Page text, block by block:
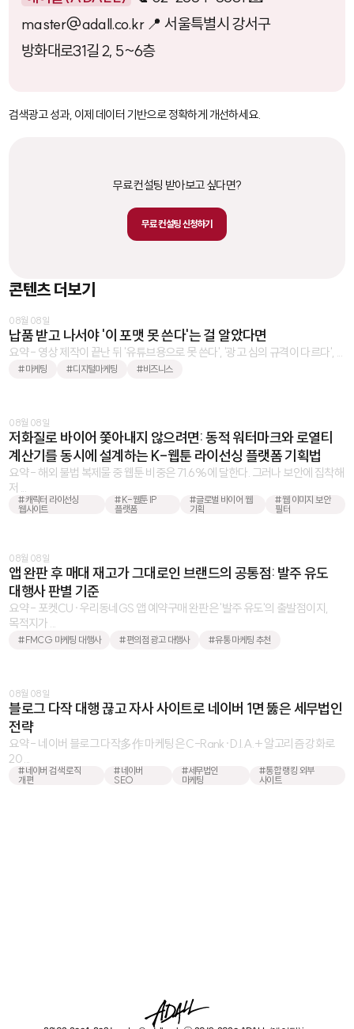
master@adall.co.kr 📍 서울특별시 강서구
방화대로31길 2, 5~6층
검색광고 성과, 이제 데이터 기반으로 정확하게 개선하세요.
무료 컨설팅 받아보고 싶다면?
무료 컨설팅 신청하기
콘텐츠 더보기
08월 08일
납품 받고 나서야 '이 포맷 못 쓴다'는 걸 알았다면
요약 - 영상 제작이 끝난 뒤 '유튜브용으로 못 쓴다', '광고 심의 규격이 다르다', ...
#마케팅 #디지털마케팅 #비즈니스
08월 08일
저화질로 바이어 쫓아내지 않으려면: 동적 워터마크와 로열티
계산기를 동시에 설계하는 K-웹툰 라이선싱 플랫폼 기획법
요약 - 해외 불법 복제물 중 웹툰 비중은 71.6%에 달한다. 그러나 보안에 집착해
저 ...
#캐릭터 라이선싱
웹사이트
#K-웹툰 IP
플랫폼
#글로벌 바이어 웹
기획
#웹 이미지 보안
필터
08월 08일
앱 완판 후 매대 재고가 그대로인 브랜드의 공통점: 발주 유도
대행사 판별 기준
요약 - 포켓CU·우리동네GS 앱 예약구매 완판은 '발주 유도'의 출발점이지,
목적지가 ...
#FMCG 마케팅 대행사 #편의점 광고 대행사 #유통 마케팅 추천
08월 08일
블로그 다작 대행 끊고 자사 사이트로 네이버 1면 뚫은 세무법인
전략
요약 - 네이버 블로그 다작多作 마케팅은 C-Rank·D.I.A.+ 알고리즘 강화로
20 ...
#네이버 검색 로직
개편
#네이버
SEO
#세무법인
마케팅
#통합 랭킹 외부
사이트